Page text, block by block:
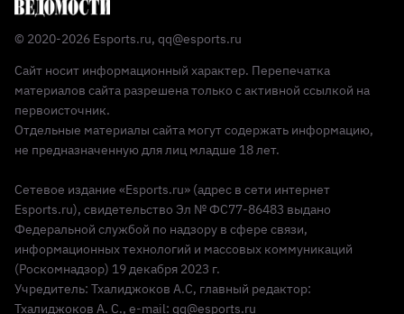
© 2020-2026 Esports.ru, qq@esports.ru
Сайт носит информационный характер. Перепечатка
материалов сайта разрешена только с активной ссылкой на
первоисточник.
Отдельные материалы сайта могут содержать информацию,
не предназначенную для лиц младше 18 лет.
Сетевое издание «Esports.ru» (адрес в сети интернет
Esports.ru), свидетельство Эл № ФС77-86483 выдано
Федеральной службой по надзору в сфере связи,
информационных технологий и массовых коммуникаций
(Роскомнадзор) 19 декабря 2023 г.
Учредитель: Тхалиджоков А.С, главный редактор:
Тхалиджоков А. С., e-mail: qq@esports.ru